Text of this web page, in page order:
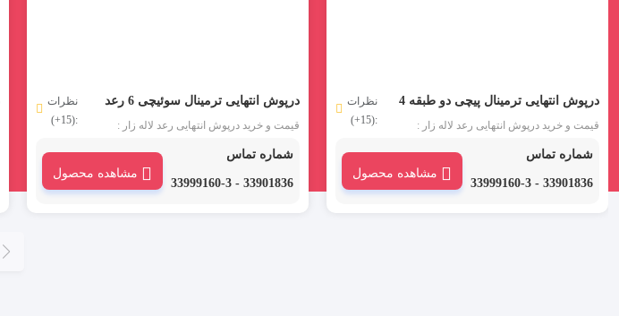
درپوش انتهایی ترمینال پیچی دو طبقه 4
رعد
قیمت و خرید درپوش انتهایی رعد لاله زار :
RSTN6 یا پارتیشن شامل یک جداکننده از جنس
پلی آمید می باشد در قسمت آخر ردیف ترمینال
قرار می گیرد.
نظرات
:(15+)
شماره تماس
33901836 - 33999160-3
مشاهده محصول
درپوش انتهایی ترمینال سوئیچی 6 رعد
مدل EP-RSTN6
قیمت و خرید درپوش انتهایی رعد لاله زار :
RSTN6 یا پارتیشن شامل یک جداکننده از جنس
پلی آمید می باشد در قسمت آخر ردیف ترمینال
قرار می گیرد.
نظرات
:(15+)
شماره تماس
33901836 - 33999160-3
مشاهده محصول